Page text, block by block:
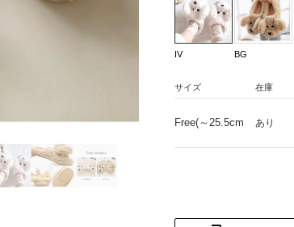
IV BG
サイズ 在庫
Free(～25.5cm あり